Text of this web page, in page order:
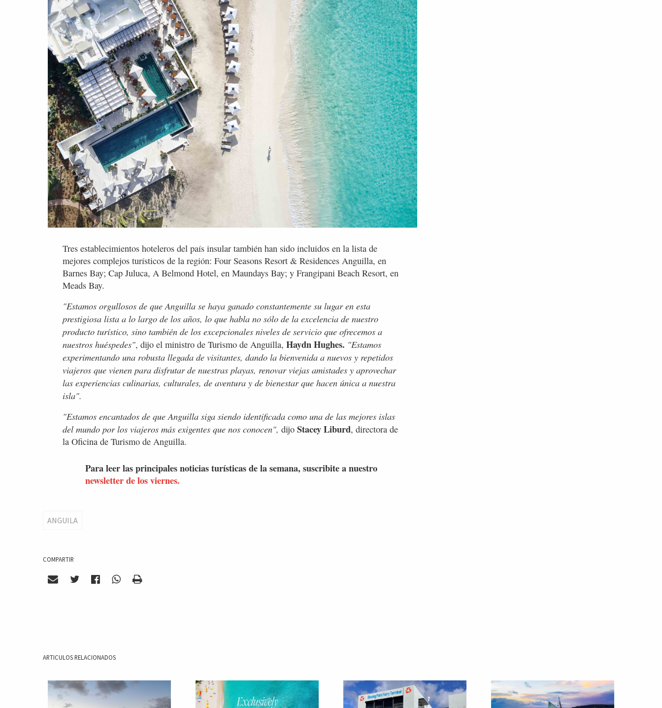
Tres establecimientos hoteleros del país insular también han sido incluidos en la lista de
mejores complejos turísticos de la región: Four Seasons Resort & Residences Anguilla, en
Barnes Bay; Cap Juluca, A Belmond Hotel, en Maundays Bay; y Frangipani Beach Resort, en
Meads Bay.
"Estamos orgullosos de que Anguilla se haya ganado constantemente su lugar en esta
prestigiosa lista a lo largo de los años, lo que habla no sólo de la excelencia de nuestro
producto turístico, sino también de los excepcionales niveles de servicio que ofrecemos a
nuestros huéspedes", dijo el ministro de Turismo de Anguilla, Haydn Hughes. "Estamos
experimentando una robusta llegada de visitantes, dando la bienvenida a nuevos y repetidos
viajeros que vienen para disfrutar de nuestras playas, renovar viejas amistades y aprovechar
las experiencias culinarias, culturales, de aventura y de bienestar que hacen única a nuestra
isla".
"Estamos encantados de que Anguilla siga siendo identificada como una de las mejores islas
del mundo por los viajeros más exigentes que nos conocen", dijo Stacey Liburd, directora de
la Oficina de Turismo de Anguilla.
Para leer las principales noticias turísticas de la semana, suscribite a nuestro
newsletter de los viernes.
ANGUILA
COMPARTIR
ARTICULOS RELACIONADOS